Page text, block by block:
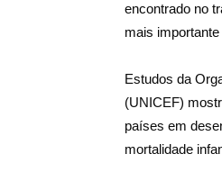
encontrado no
mais
Estudos da
(UNICEF)
países em
mortalidade